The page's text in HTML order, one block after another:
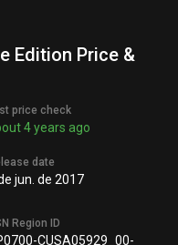
Edition Price &
price check
4 years ago
date
jun. de 2017
Region ID
CUSA05929_00-